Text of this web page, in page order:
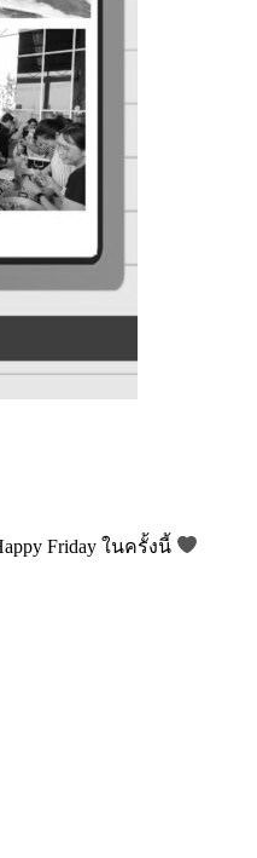
Friday ในครั้งนี้